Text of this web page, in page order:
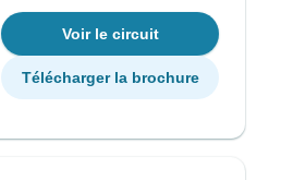
Voir le circuit
Télécharger la brochure